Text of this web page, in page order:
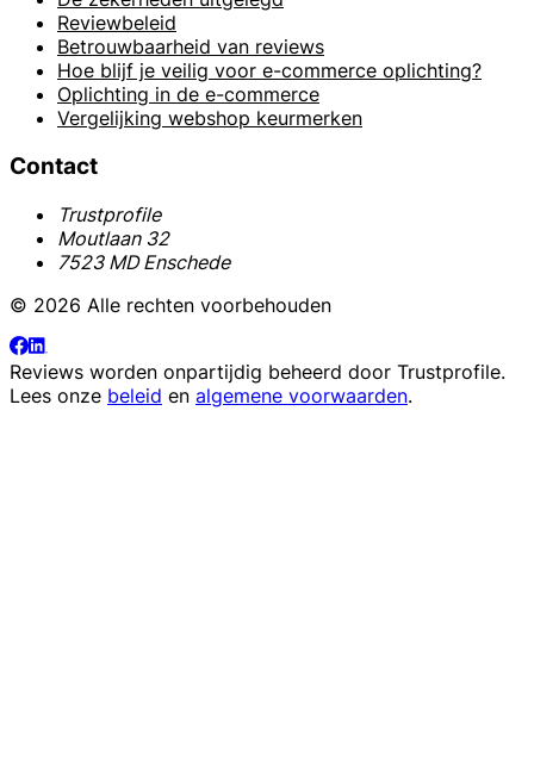
Reviewbeleid
Betrouwbaarheid van reviews
Hoe blijf je veilig voor e-commerce oplichting?
Oplichting in de e-commerce
Vergelijking webshop keurmerken
Contact
Trustprofile
Moutlaan 32
7523 MD Enschede
© 2026 Alle rechten voorbehouden
Reviews worden onpartijdig beheerd door Trustprofile.
Lees onze beleid en algemene voorwaarden.